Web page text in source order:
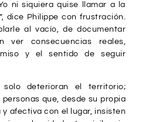
ni siquiera quise llamar a la
dice Philippe con frustración.
al vacío, de documentar
consecuencias reales,
y el sentido de seguir
solo deterioran el territorio;
que, desde su propia
afectiva con el lugar, insisten